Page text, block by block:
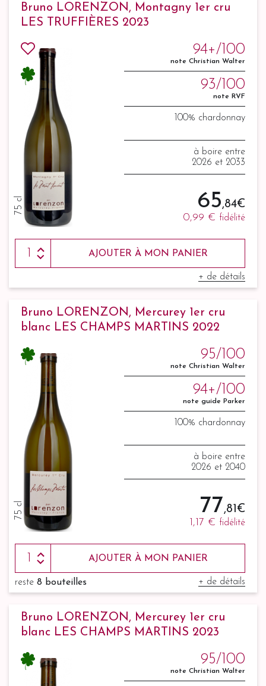
Bruno LORENZON, Montagny 1er cru
LES TRUFFIÈRES 2023
75 cl
94+/100
note Christian Walter
93/100
note RVF
100% chardonnay
à boire entre
2026 et 2033
65,84 €
0,99 € fidélité
AJOUTER À MON PANIER
+ de détails
Bruno LORENZON, Mercurey 1er cru
blanc LES CHAMPS MARTINS 2022
75 cl
95/100
note Christian Walter
94+/100
note guide Parker
100% chardonnay
à boire entre
2026 et 2040
77,81 €
1,17 € fidélité
AJOUTER À MON PANIER
reste 8 bouteilles + de détails
Bruno LORENZON, Mercurey 1er cru
blanc LES CHAMPS MARTINS 2023
95/100
note Christian Walter